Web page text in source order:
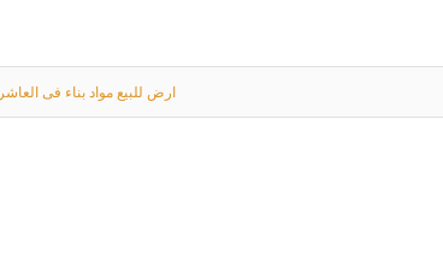
ارض للبيع مواد بناء فى العاشر